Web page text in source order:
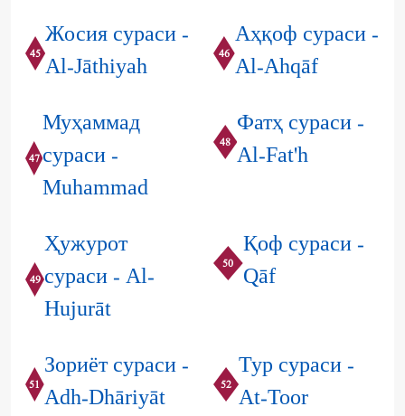
45 Жосия сураси -
Al-Jāthiyah
46 Аҳқоф сураси -
Al-Ahqāf
47
Муҳаммад
сураси -
Muhammad
48 Фатҳ сураси -
Al-Fat'h
49
Ҳужурот
сураси - Al-
Hujurāt
50 Қоф сураси -
Qāf
51 Зориёт сураси -
Adh-Dhāriyāt
52 Тур сураси -
At-Toor